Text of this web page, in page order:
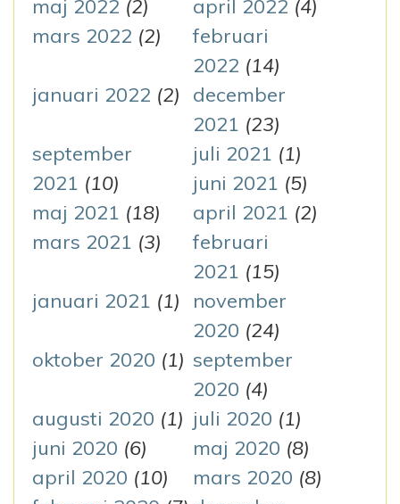
maj 2022 (2) april 2022 (4)
mars 2022 (2)
februari
2022 (14)
januari 2022 (2)
december
2021 (23)
september
2021 (10)
juli 2021 (1)
juni 2021 (5)
maj 2021 (18) april 2021 (2)
mars 2021 (3)
februari
2021 (15)
januari 2021 (1)
november
2020 (24)
oktober 2020 (1) september
2020 (4)
augusti 2020 (1) juli 2020 (1)
juni 2020 (6) maj 2020 (8)
april 2020 (10) mars 2020 (8)